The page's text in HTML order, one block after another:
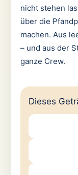
nicht stehen
über die
machen. Aus
– und aus der
ganze Crew.
Dieses